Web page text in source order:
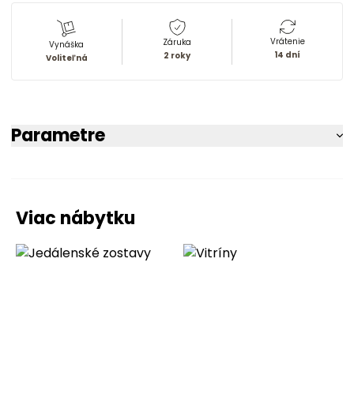
Vynáška
Voliteľná
Záruka
2 roky
Vrátenie
14 dní
Parametre
Viac nábytku